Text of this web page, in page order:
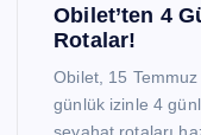
Obilet’ten 4
Rotalar!
Obilet, 15
günlük izinle 4